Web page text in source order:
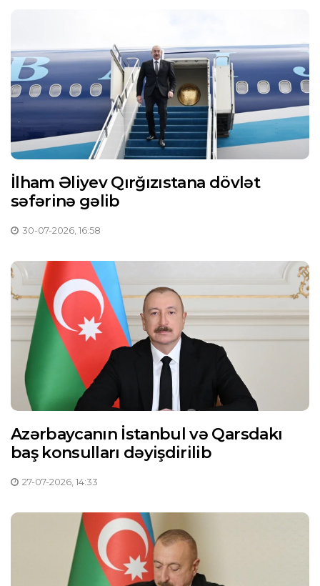
İlham Əliyev Qırğızıstana dövlət
səfərinə gəlib
30-07-2026, 16:58
Azərbaycanın İstanbul və Qarsdakı
baş konsulları dəyişdirilib
27-07-2026, 14:33